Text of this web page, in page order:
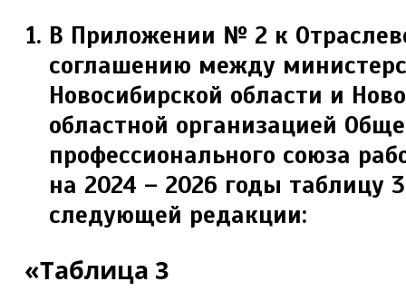
В Приложении № 2 к
соглашению между
Новосибирской области и
областной организацией
профессионального союза
на 2024 – 2026 годы таблицу
следующей редакции:
«Таблица 3